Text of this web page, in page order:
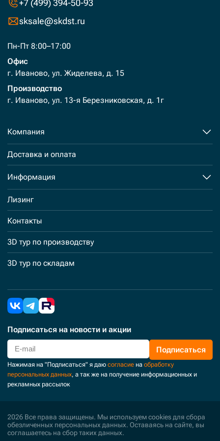
+7 (499) 394-50-93
sksale@skdst.ru
Пн-Пт 8:00–17:00
Офис
г. Иваново, ул. Жиделева, д. 15
Производство
г. Иваново, ул. 13-я Березниковская, д. 1г
Компания
Доставка и оплата
Информация
Лизинг
Контакты
3D тур по производству
3D тур по складам
Подписаться на новости и акции
Подписаться
Нажимая на "Подписаться" я даю согласие на обработку
персональных данных, а так же на получение информационных и
рекламных рассылок
2026 Все права защищены. Мы используем cookies для сбора
обезличенных персональных данных. Оставаясь на сайте, вы
соглашаетесь на сбор таких данных.